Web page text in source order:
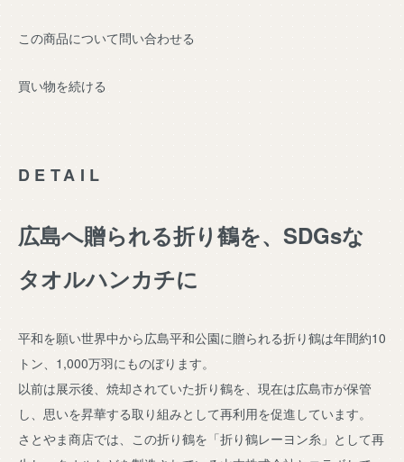
この商品について問い合わせる
買い物を続ける
DETAIL
広島へ贈られる折り鶴を、SDGsな
タオルハンカチに
平和を願い世界中から広島平和公園に贈られる折り鶴は年間約10
トン、1,000万羽にものぼります。
以前は展示後、焼却されていた折り鶴を、現在は広島市が保管
し、思いを昇華する取り組みとして再利用を促進しています。
さとやま商店では、この折り鶴を「折り鶴レーヨン糸」として再